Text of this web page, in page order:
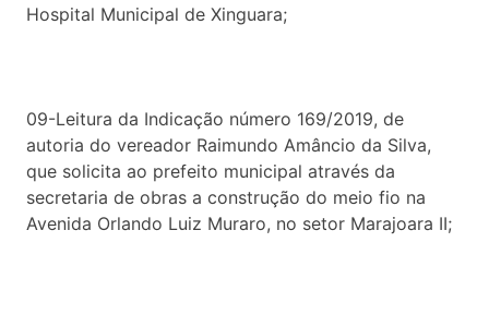
Hospital Municipal de Xinguara;
09-Leitura da Indicação número 169/2019, de
autoria do vereador Raimundo Amâncio da Silva,
que solicita ao prefeito municipal através da
secretaria de obras a construção do meio fio na
Avenida Orlando Luiz Muraro, no setor Marajoara II;